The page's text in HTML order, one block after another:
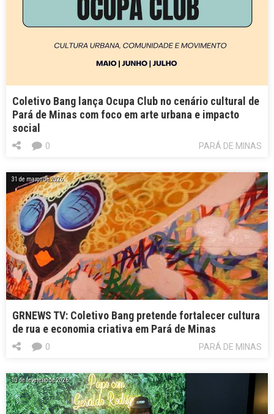
Coletivo Bang lança Ocupa Club no cenário cultural de
Pará de Minas com foco em arte urbana e impacto
social
PARÁ DE MINAS
0
31 de março de 2026
GRNEWS TV: Coletivo Bang pretende fortalecer cultura
de rua e economia criativa em Pará de Minas
PARÁ DE MINAS
0
10 de fevereiro de 2026